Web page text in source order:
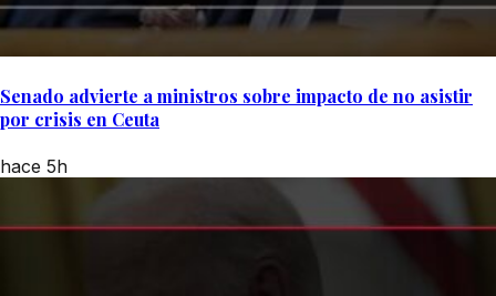
Senado advierte a ministros sobre impacto de no asistir
por crisis en Ceuta
hace 5h